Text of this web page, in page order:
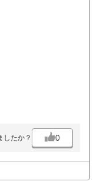
したか？ 0